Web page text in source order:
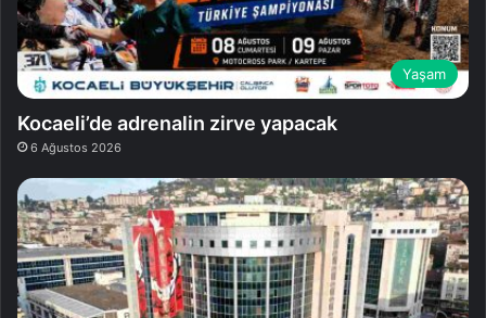
Yaşam
Kocaeli’de adrenalin zirve yapacak
6 Ağustos 2026